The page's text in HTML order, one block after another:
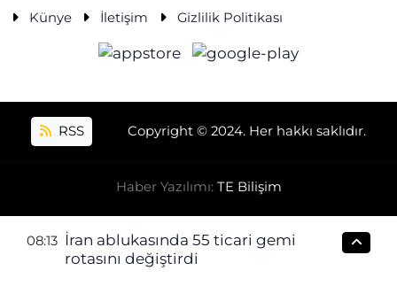
Künye İletişim Gizlilik Politikası
RSS Copyright © 2024. Her hakkı saklıdır.
Haber Yazılımı: TE Bilişim
08:13 İran ablukasında 55 ticari gemi
rotasını değiştirdi